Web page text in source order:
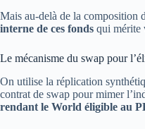
Mais au-delà de la composition
interne de ces fonds qui mérite
Le mécanisme du swap pour
On utilise la réplication
contrat de swap pour mimer
rendant le World éligible au